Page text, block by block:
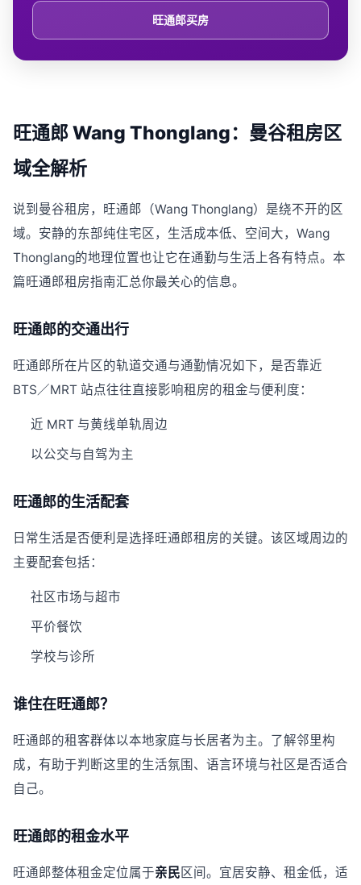
旺通郎 Wang Thonglang：曼谷租房区
域全解析
说到曼谷租房，旺通郎（Wang Thonglang）是绕不开的区
域。安静的东部纯住宅区，生活成本低、空间大，Wang
Thonglang的地理位置也让它在通勤与生活上各有特点。本
篇旺通郎租房指南汇总你最关心的信息。
旺通郎的交通出行
旺通郎所在片区的轨道交通与通勤情况如下，是否靠近
BTS／MRT 站点往往直接影响租房的租金与便利度：
近 MRT 与黄线单轨周边
以公交与自驾为主
旺通郎的生活配套
日常生活是否便利是选择旺通郎租房的关键。该区域周边的
主要配套包括：
社区市场与超市
平价餐饮
学校与诊所
谁住在旺通郎？
旺通郎的租客群体以本地家庭与长居者为主。了解邻里构
成，有助于判断这里的生活氛围、语言环境与社区是否适合
自己。
旺通郎的租金水平
旺通郎整体租金定位属于亲民区间。宜居安静、租金低，适
旺通郎买房